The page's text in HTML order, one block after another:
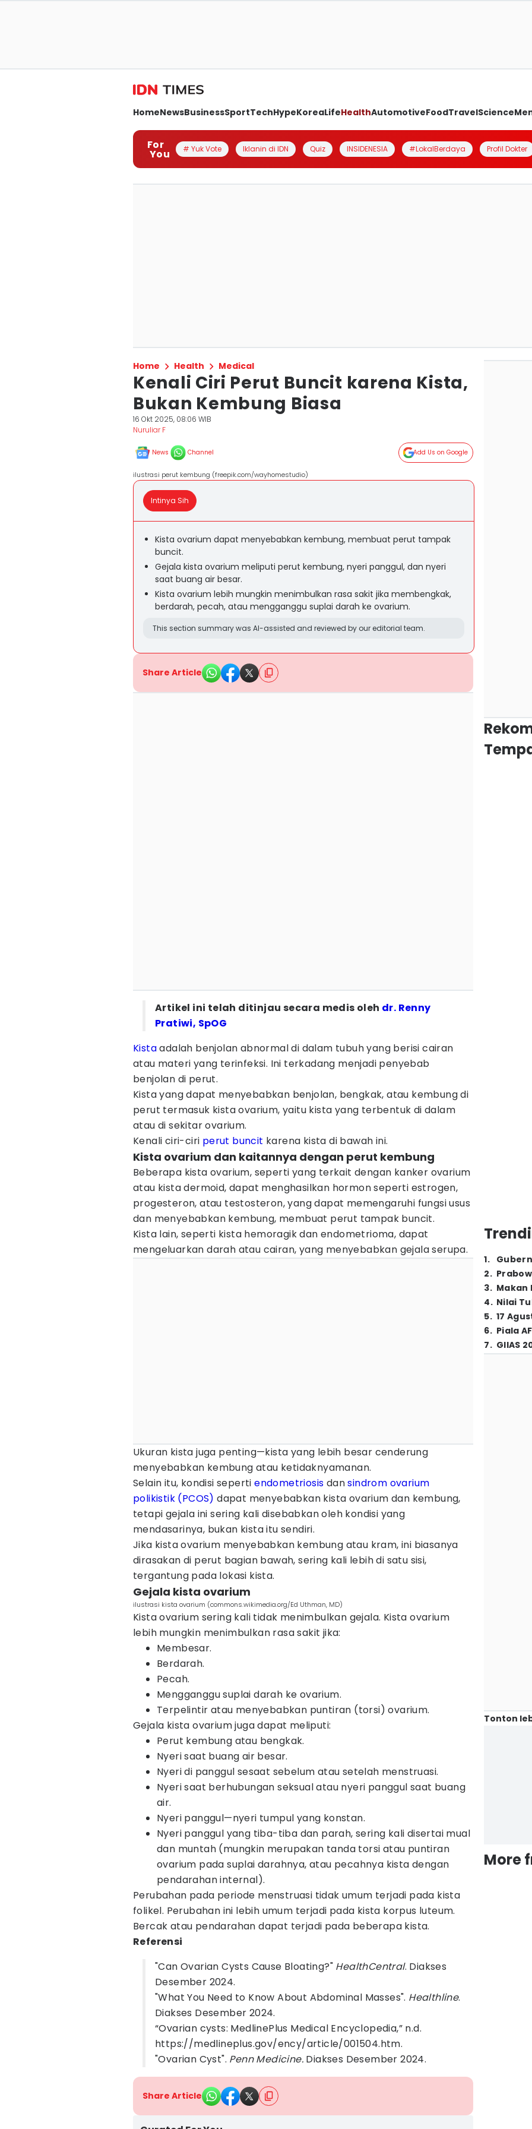
HomeNewsBusinessSportTechHypeKoreaLifeHealthAutomotiveFoodTravelScience
For
You # Yuk Vote Iklanin di IDN Quiz INSIDENESIA #LokalBerdaya Profil Dokter
Home Health Medical
Kenali Ciri Perut Buncit karena Kista,
Bukan Kembung Biasa
16 Okt 2025, 08:06 WIB
Nuruliar F
News Channel Add Us on Google
ilustrasi perut kembung (freepik.com/wayhomestudio)
Intinya Sih
Kista ovarium dapat menyebabkan kembung, membuat perut tampak
buncit.
Gejala kista ovarium meliputi perut kembung, nyeri panggul, dan nyeri
saat buang air besar.
Kista ovarium lebih mungkin menimbulkan rasa sakit jika membengkak,
berdarah, pecah, atau mengganggu suplai darah ke ovarium.
This section summary was AI-assisted and reviewed by our editorial team.
Share Article
Artikel ini telah ditinjau secara medis oleh dr. Renny
Pratiwi, SpOG
Kistaadalah benjolan abnormal di dalam tubuh yang berisi cairan
atau materi yang terinfeksi. Ini terkadang menjadi penyebab
benjolan di perut.
Kista yang dapat menyebabkan benjolan, bengkak, atau kembung di
perut termasuk kista ovarium, yaitu kista yang terbentuk di dalam
atau di sekitar ovarium.
Kenali ciri-ciri perut buncit karena kista di bawah ini.
Kista ovarium dan kaitannya dengan perut kembung
Beberapa kista ovarium, seperti yang terkait dengan kanker ovarium
atau kista dermoid, dapat menghasilkan hormon seperti estrogen,
progesteron, atau testosteron, yang dapat memengaruhi fungsi usus
dan menyebabkan kembung, membuat perut tampak buncit.
Kista lain, seperti kista hemoragik dan endometrioma, dapat
mengeluarkan darah atau cairan, yang menyebabkan gejala serupa.
Ukuran kista juga penting—kista yang lebih besar cenderung
menyebabkan kembung atau ketidaknyamanan.
Selain itu, kondisi sepertiendometriosis dansindrom ovarium
polikistik (PCOS) dapat menyebabkan kista ovarium dan kembung,
tetapi gejala ini sering kali disebabkan oleh kondisi yang
mendasarinya, bukan kista itu sendiri.
Jika kista ovarium menyebabkan kembung atau kram, ini biasanya
dirasakan di perut bagian bawah, sering kali lebih di satu sisi,
tergantung pada lokasi kista.
Gejala kista ovarium
ilustrasi kista ovarium (commons.wikimedia.org/Ed Uthman, MD)
Kista ovarium sering kali tidak menimbulkan gejala. Kista ovarium
lebih mungkin menimbulkan rasa sakit jika:
Membesar.
Berdarah.
Pecah.
Mengganggu suplai darah ke ovarium.
Terpelintir atau menyebabkan puntiran (torsi) ovarium.
Gejala kista ovarium juga dapat meliputi:
Perut kembung atau bengkak.
Nyeri saat buang air besar.
Nyeri di panggul sesaat sebelum atau setelah menstruasi.
Nyeri saat berhubungan seksual atau nyeri panggul saat buang
air.
Nyeri panggul—nyeri tumpul yang konstan.
Nyeri panggul yang tiba-tiba dan parah, sering kali disertai mual
dan muntah (mungkin merupakan tanda torsi atau puntiran
ovarium pada suplai darahnya, atau pecahnya kista dengan
pendarahan internal).
Perubahan pada periode menstruasi tidak umum terjadi pada kista
folikel. Perubahan ini lebih umum terjadi pada kista korpus luteum.
Bercak atau pendarahan dapat terjadi pada beberapa kista.
Referensi
"Can Ovarian Cysts Cause Bloating?" HealthCentral. Diakses
Desember 2024.
"What You Need to Know About Abdominal Masses". Healthline.
Diakses Desember 2024.
“Ovarian cysts: MedlinePlus Medical Encyclopedia,” n.d.
https://medlineplus.gov/ency/article/001504.htm.
"Ovarian Cyst". Penn Medicine. Diakses Desember 2024.
Share Article
1.
2.
3. Makan
4. Nilai
5. 17
6. Piala
7. GIIAS
Tonton
More